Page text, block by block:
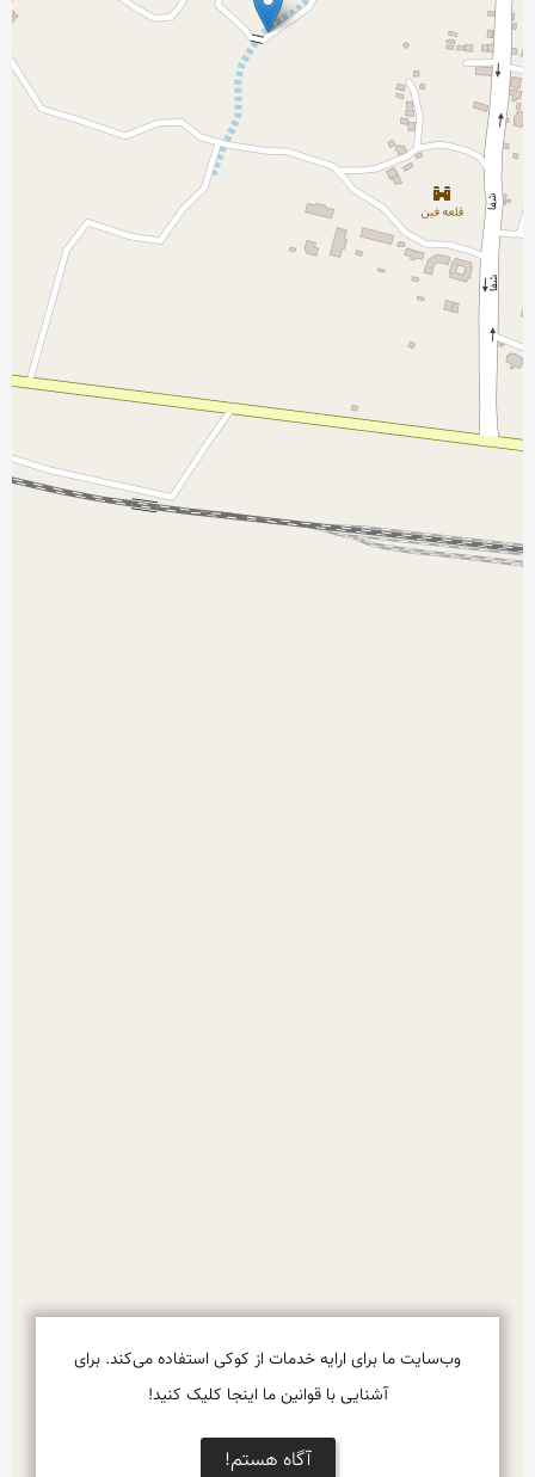
وب‌سایت ما برای ارایه خدمات از کوکی استفاده می‌کند. برای
آشنایی با قوانین ما اینجا کلیک کنید!
آگاه هستم!